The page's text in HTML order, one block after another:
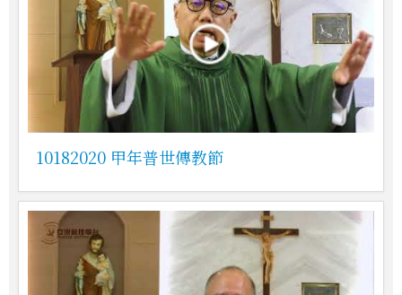
10182020 甲年普世傳教節